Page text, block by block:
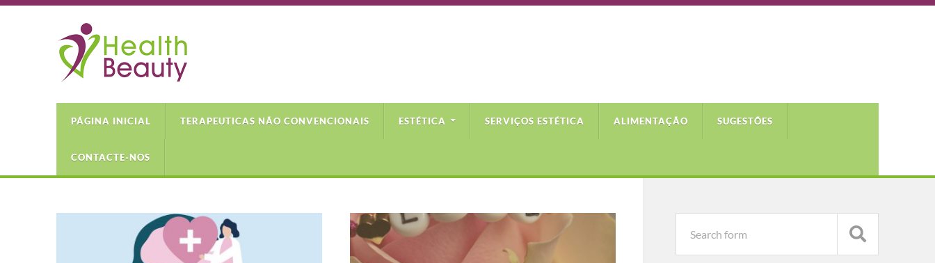
PÁGINA INICIAL TERAPEUTICAS NÃO CONVENCIONAIS ESTÉTICA SERVIÇOS ESTÉTICA ALIMENTAÇÃO SUGESTÕES
CONTACTE-NOS